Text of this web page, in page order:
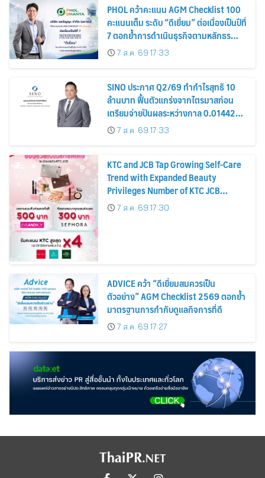
PHOL คว้าคะแนน AGM Checklist 100
คะแนนเต็ม ระดับ “ดีเยี่ยม” ต่อเนื่องเป็นปีที่
7 ตอกย้ำการดำเนินธุรกิจตามหลักธร
รมาภิบาล โปร่งใส สร้างความเชื่อมั่นผู้ถือ
หุ้น
7 ส.ค. 69 17:33
SINO ประกาศ Q2/69 ทำกำไรสุทธิ 10
ล้านบาท ฟื้นตัวแกร่งจากไตรมาสก่อน
เตรียมจ่ายปันผลระหว่างกาล 0.014423
บาทต่อหุ้น ครึ่งปีหลังมุ่งเติบโตต่อเนื่อง
7 ส.ค. 69 17:33
KTC and JCB Tap Growing Self-Care
Trend with Expanded Beauty
Privileges Number of KTC JCB
Cardmembers Spending on
Cosmetics Rises 26%
7 ส.ค. 69 17:30
ADVICE คว้า “ดีเยี่ยมสมควรเป็น
ตัวอย่าง” AGM Checklist 2569 ตอกย้ำ
มาตรฐานการกำกับดูแลกิจการที่ดี
7 ส.ค. 69 17:27